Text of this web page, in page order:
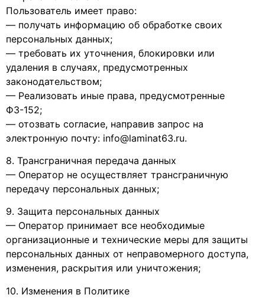
Пользователь имеет право:
— получать информацию об обработке своих
персональных данных;
— требовать их уточнения, блокировки или
удаления в случаях, предусмотренных
законодательством;
— Реализовать иные права, предусмотренные
ФЗ-152;
— отозвать согласие, направив запрос на
электронную почту: info@laminat63.ru.
8. Трансграничная передача данных
— Оператор не осуществляет трансграничную
передачу персональных данных;
9. Защита персональных данных
— Оператор принимает все необходимые
организационные и технические меры для защиты
персональных данных от неправомерного доступа,
изменения, раскрытия или уничтожения;
10. Изменения в Политике